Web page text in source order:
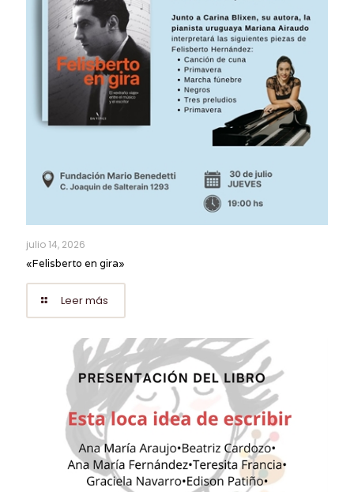
julio 14, 2026
«Felisberto en gira»
Leer más